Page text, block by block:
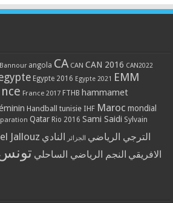
angola CA CAN CAN 2016 CAN2022
Egypte 2016 Egypte 2021 EMM
France 2017 FTHB hammamet
Handball tunisie IHF Maroc mondial
Qatar Rio 2016 Sami Saidi Sylvain
Jallouz الترجي الرياضي الجزائر النادي
الافريقي النجم الرياضي الساحلي